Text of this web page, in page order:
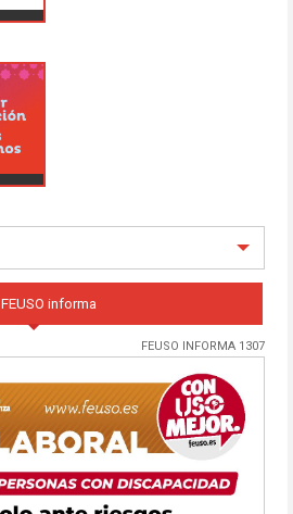
FEUSO informa
FEUSO INFORMA 1307